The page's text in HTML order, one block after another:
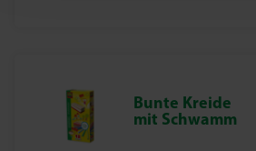
Bunte Kreide
mit Schwamm